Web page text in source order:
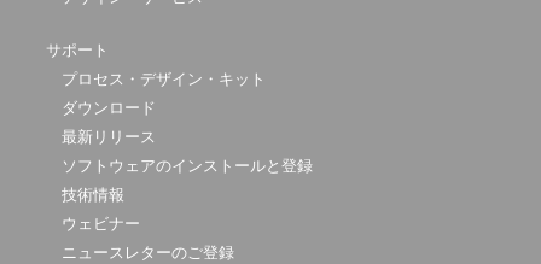
サポート
プロセス・デザイン・キット
ダウンロード
最新リリース
ソフトウェアのインストールと登録
技術情報
ウェビナー
ニュースレターのご登録